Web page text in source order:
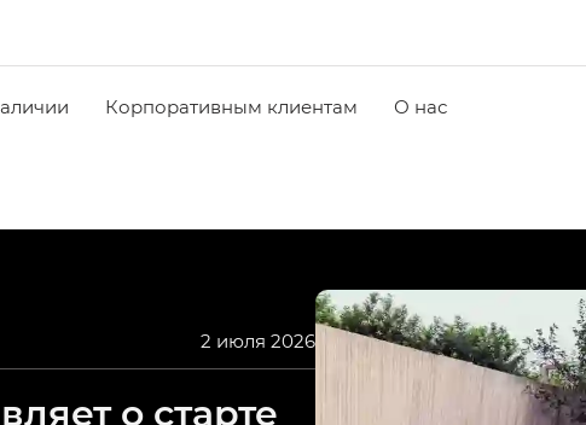
Корпоративным клиентам О нас
2 июля 2026
о старте